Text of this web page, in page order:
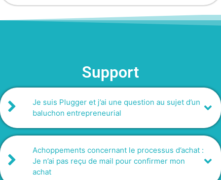
Support
Je suis Plugger et j’ai une question au sujet d’un
baluchon entrepreneurial
Achoppements concernant le processus d’achat :
Je n’ai pas reçu de mail pour confirmer mon
achat